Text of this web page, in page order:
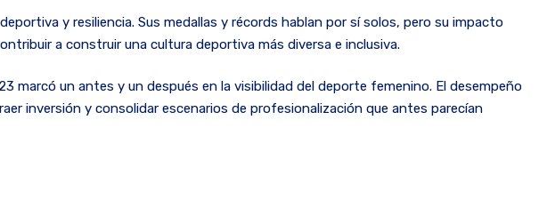
y resiliencia. Sus medallas y récords hablan por sí solos, pero su impacto
a construir una cultura deportiva más diversa e inclusiva.
marcó un antes y un después en la visibilidad del deporte femenino. El desempeño
inversión y consolidar escenarios de profesionalización que antes parecían